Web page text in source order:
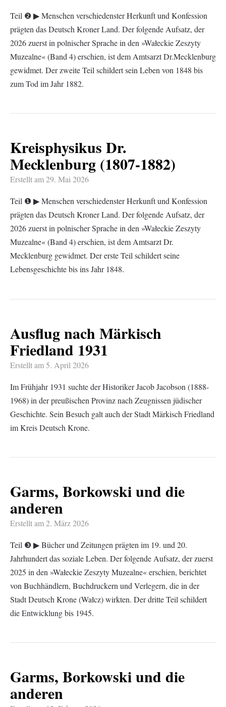
Teil ❷ ▶︎ Menschen verschiedenster Herkunft und Konfession
prägten das Deutsch Kroner Land. Der folgende Aufsatz, der
2026 zuerst in polnischer Sprache in den »Wałeckie Zeszyty
Muzealne« (Band 4) erschien, ist dem Amtsarzt Dr.Mecklenburg
gewidmet. Der zweite Teil schildert sein Leben von 1848 bis
zum Tod im Jahr 1882.
Kreisphysikus Dr.
Mecklenburg (1807-1882)
Erstellt am29. Mai 2026
Teil ❶ ▶︎ Menschen verschiedenster Herkunft und Konfession
prägten das Deutsch Kroner Land. Der folgende Aufsatz, der
2026 zuerst in polnischer Sprache in den »Wałeckie Zeszyty
Muzealne« (Band 4) erschien, ist dem Amtsarzt Dr.
Mecklenburg gewidmet. Der erste Teil schildert seine
Lebensgeschichte bis ins Jahr 1848.
Ausflug nach Märkisch
Friedland 1931
Erstellt am 5. April 2026
Im Frühjahr 1931 suchte der Historiker Jacob Jacobson (1888-
1968) in der preußischen Provinz nach Zeugnissen jüdischer
Geschichte. Sein Besuch galt auch der Stadt Märkisch Friedland
im Kreis Deutsch Krone.
Garms, Borkowski und die
anderen
Erstellt am2. März 2026
Teil ❸ ▶︎ Bücher und Zeitungen prägten im 19. und 20.
Jahrhundert das soziale Leben. Der folgende Aufsatz, der zuerst
2025 in den »Wałeckie Zeszyty Muzealne« erschien, berichtet
von Buchhändlern, Buchdruckern und Verlegern, die in der
Stadt Deutsch Krone (Wałcz) wirkten. Der dritte Teil schildert
die Entwicklung bis 1945.
Garms, Borkowski und die
anderen